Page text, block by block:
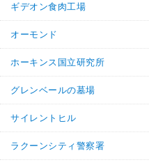
ギデオン食肉工場
オーモンド
ホーキンス国立研究所
グレンベールの墓場
サイレントヒル
ラクーンシティ警察署